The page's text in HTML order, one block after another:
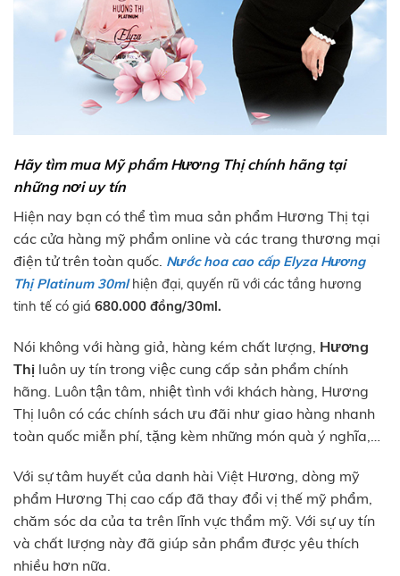
Hãy tìm mua Mỹ phẩm Hương Thị chính hãng tại
những nơi uy tín
Hiện nay bạn có thể tìm mua sản phẩm Hương Thị tại
các cửa hàng mỹ phẩm online và các trang thương mại
điện tử trên toàn quốc. Nước hoa cao cấp Elyza Hương
Thị Platinum 30ml hiện đại, quyến rũ với các tầng hương
tinh tế có giá 680.000 đồng/30ml.
Nói không với hàng giả, hàng kém chất lượng, Hương
Thị luôn uy tín trong việc cung cấp sản phẩm chính
hãng. Luôn tận tâm, nhiệt tình với khách hàng, Hương
Thị luôn có các chính sách ưu đãi như giao hàng nhanh
toàn quốc miễn phí, tặng kèm những món quà ý nghĩa,…
Với sự tâm huyết của danh hài Việt Hương, dòng mỹ
phẩm Hương Thị cao cấp đã thay đổi vị thế mỹ phẩm,
chăm sóc da của ta trên lĩnh vực thẩm mỹ. Với sự uy tín
và chất lượng này đã giúp sản phẩm được yêu thích
nhiều hơn nữa.